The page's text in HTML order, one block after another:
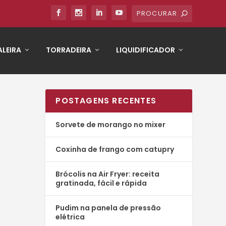
TORRADEIRA LIQUIDIFICADOR
POSTAGENS RECENTES
Sorvete de morango no mixer
Coxinha de frango com catupry
Brócolis na Air Fryer: receita
gratinada, fácil e rápida
Pudim na panela de pressão
elétrica